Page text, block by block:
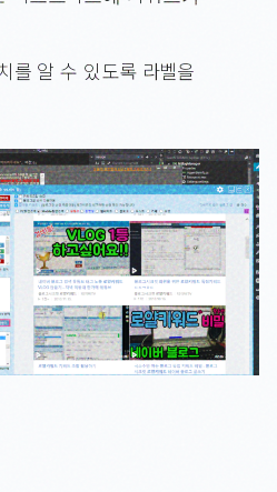
를 알 수 있도록 라벨을